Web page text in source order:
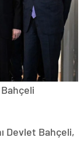
Devlet Bahçeli,